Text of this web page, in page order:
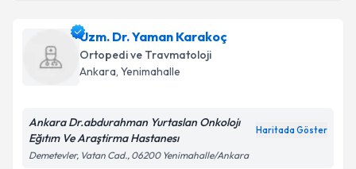
Takvim Talebini Gönder
Dr. Temel Oğuziçin randevu takvimi talebi oluşturun.
Size bu uzmandan randevu almanız için bir takvim
hazırlandığında e-posta ile bilgilendireceğiz.
Uzm. Dr. Yaman Karakoç
Ortopedi ve Travmatoloji
Ankara, Yenimahalle
Ankara Dr.abdurahman Yurtaslan Onkolojı
Eğıtım Ve Araştirma Hastanesı
Haritada Göster
Demetevler, Vatan Cad., 06200 Yenimahalle/Ankara